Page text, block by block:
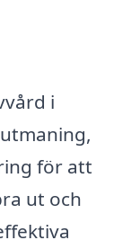
i
för att
ut och